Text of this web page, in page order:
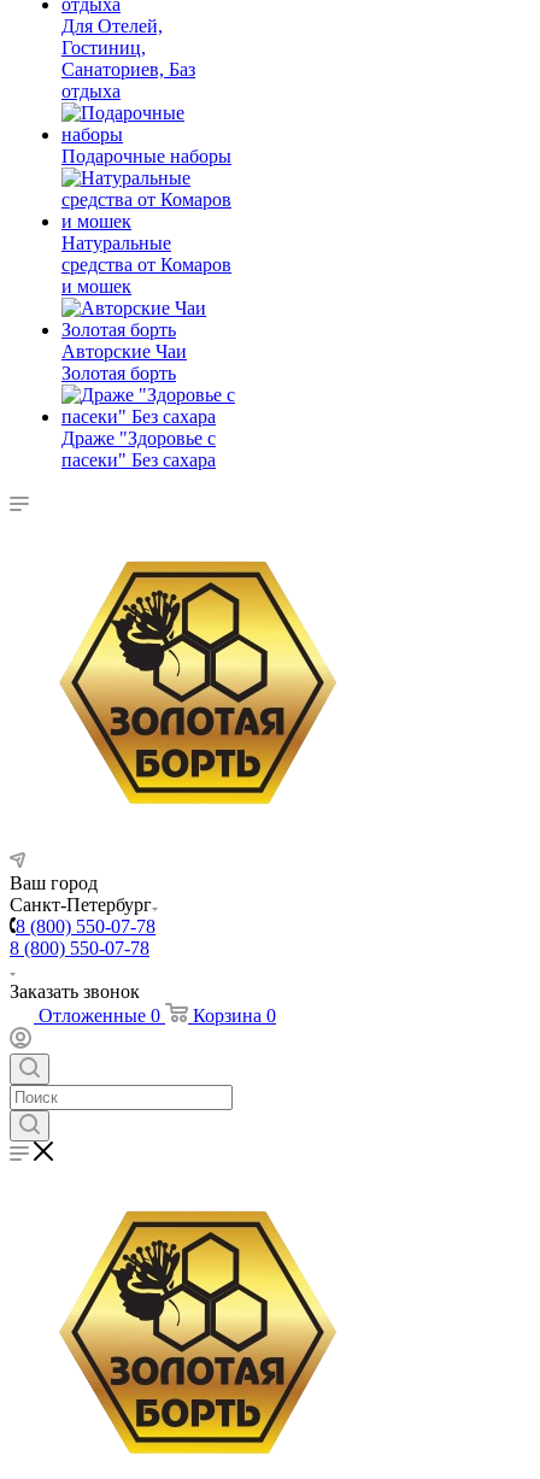
Для Отелей,
Гостиниц,
Санаториев, Баз
отдыха
Подарочные наборы
Натуральные
средства от Комаров
и мошек
Авторские Чаи
Золотая борть
Драже "Здоровье с
пасеки" Без сахара
Ваш город
Санкт-Петербург
8 (800) 550-07-78
8 (800) 550-07-78
Заказать звонок
Отложенные 0 Корзина 0